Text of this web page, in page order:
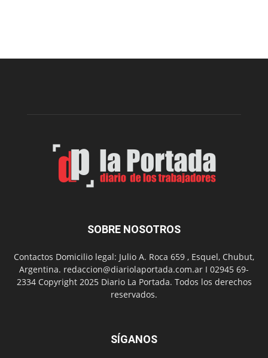
merendero
SOBRE NOSOTROS
Contactos Domicilio legal: Julio A. Roca 659 , Esquel, Chubut,
Argentina. redaccion@diariolaportada.com.ar I 02945 69-
2334 Copyright 2025 Diario La Portada. Todos los derechos
reservados.
SÍGANOS